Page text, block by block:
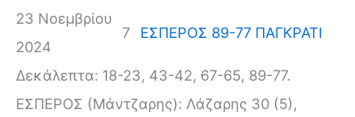
23 Νοεμβρίου
2024
7 ΕΣΠΕΡΟΣ 89-77 ΠAΓΚΡΑΤΙ
Δεκάλεπτα: 18-23, 43-42, 67-65, 89-77.
ΕΣΠΕΡΟΣ (Μάντζαρης): Λάζαρης 30 (5),